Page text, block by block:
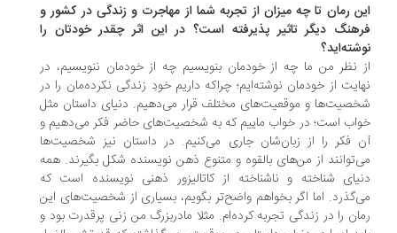
رمان تا چه میزان از تجربه شما از مهاجرت و زندگی در کشور و
دیگر تاثیر پذیرفته است؟ در این اثر چقدر خودتان را
نظر من ما چه از خودمان بنویسیم چه از خودمان ننویسیم، در
از خودمان نوشته‌ایم؛ چراکه داریم خودِ زندگی نکرده‌مان را در
و موقعیت‌های مختلف قرار می‌دهیم. دنیای داستان مثل
است؛ در خواب ماییم که به شخصیت‌های حاضر فکر می‌دهیم و
فکر را از زبان‌شان جاری می‌کنیم. در داستان نیز شخصیت‌ها
از من‌های بالقوه و متنوع ذهن نویسنده شکل بگیرند. همه
شناخته و ناشناخته از کاتالیزور ذهنی نویسنده است که
اما اگر بخواهم واضح‌تر بگویم، بسیاری از شخصیت‌های این
را در زندگی تجربه کرده‌ام. مثلا مادربزرگ من زنی پرقدرت بود و